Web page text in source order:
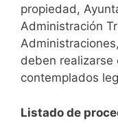
propiedad,
Administración
deben realizarse
contemplados
Listado de